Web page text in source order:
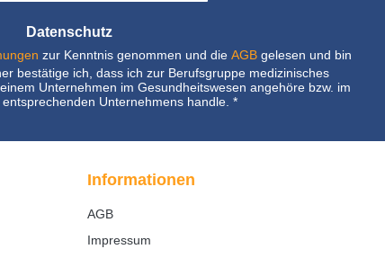
Datenschutz
zur Kenntnis genommen und die AGBgelesen und bin
bestätige ich, dass ich zur Berufsgruppe medizinisches
Unternehmen im Gesundheitswesen angehöre bzw. im
Unternehmens handle. *
Informationen
AGB
Impressum